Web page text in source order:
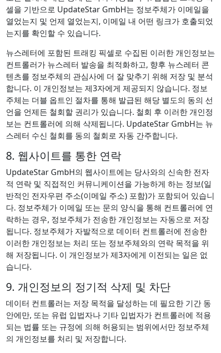
셀을 기반으로 UpdateStar GmbH는 정보주체가 이메일을
열었는지 및 언제 열었는지, 이메일 내 어떤 링크가 호출되었
는지를 확인할 수 있습니다.
뉴스레터에 포함된 트래킹 픽셀로 수집된 이러한 개인정보는
컨트롤러가 뉴스레터 발송을 최적화하고, 향후 뉴스레터 콘
텐츠를 정보주체의 관심사에 더 잘 맞추기 위해 저장 및 분석
합니다. 이 개인정보는 제3자에게 제공되지 않습니다. 정보
주체는 더블 옵트인 절차를 통해 발급된 해당 별도의 동의 선
언을 언제든 철회할 권리가 있습니다. 철회 후 이러한 개인정
보는 컨트롤러에 의해 삭제됩니다. UpdateStar GmbH는 뉴
스레터 수신 철회를 동의 철회로 자동 간주합니다.
8. 웹사이트를 통한 연락
UpdateStar GmbH의 웹사이트에는 당사와의 신속한 전자
적 연락 및 직접적인 커뮤니케이션을 가능하게 하는 정보(일
반적인 전자우편 주소(이메일 주소) 포함)가 포함되어 있습니
다. 정보주체가 이메일 또는 문의 양식을 통해 컨트롤러에 연
락하는 경우, 정보주체가 전송한 개인정보는 자동으로 저장
됩니다. 정보주체가 자발적으로 데이터 컨트롤러에 전송한
이러한 개인정보는 처리 또는 정보주체와의 연락 목적을 위
해 저장됩니다. 이 개인정보가 제3자에게 이전되는 일은 없
습니다.
9. 개인정보의 정기적 삭제 및 차단
데이터 컨트롤러는 저장 목적을 달성하는 데 필요한 기간 동
안에만, 또는 유럽 입법자나 기타 입법자가 컨트롤러에 적용
되는 법률 또는 규정에 의해 허용되는 범위에서만 정보주체
의 개인정보를 처리 및 저장합니다.